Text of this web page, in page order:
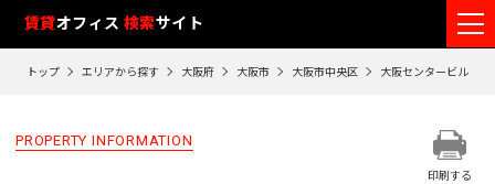
賃貸オフィス 検索サイト
トップ エリアから探す 大阪府 大阪市 大阪市中央区 大阪センタービル・大
PROPERTY INFORMATION
印刷する
フ
ロ
ア
覧